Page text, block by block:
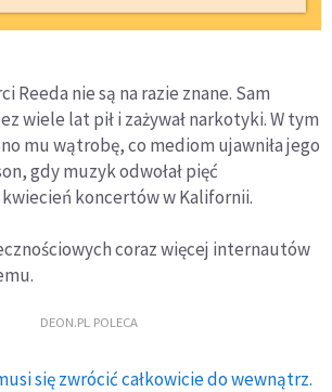
Reeda nie są na razie znane. Sam
wiele lat pił i zażywał narkotyki. W tym
mu wątrobę, co mediom ujawniła jego
gdy muzyk odwołał pięć
koncertów w Kalifornii.
coraz więcej internautów
DEON.PL POLECA
się zwrócić całkowicie do wewnątrz.